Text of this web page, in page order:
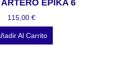
EPIKA 6
115,00 €
Al Carrito